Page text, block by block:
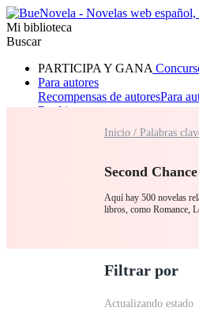
Mi biblioteca
Buscar
PARTICIPA Y GANA
Para autores
Recompensas de autoresPara
Ranking
RomanceHombre lobo
Inicio / Palabras
Second Chance
Aquí hay 500 novelas
libros, como Romance,
Filtrar por
Actualizando estado